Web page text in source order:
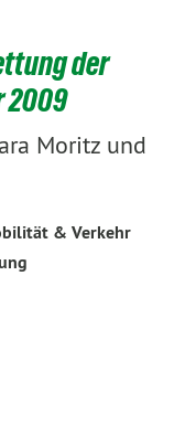
der
2009
Moritz und
& Verkehr